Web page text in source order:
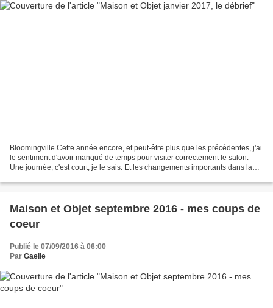
Bloomingville Cette année encore, et peut-être plus que les précédentes, j'ai
le sentiment d'avoir manqué de temps pour visiter correctement le salon.
Une journée, c'est court, je le sais. Et les changements importants dans la
Maison et Objet septembre 2016 - mes coups de
coeur
Publié le 07/09/2016 à 06:00
Par Gaelle